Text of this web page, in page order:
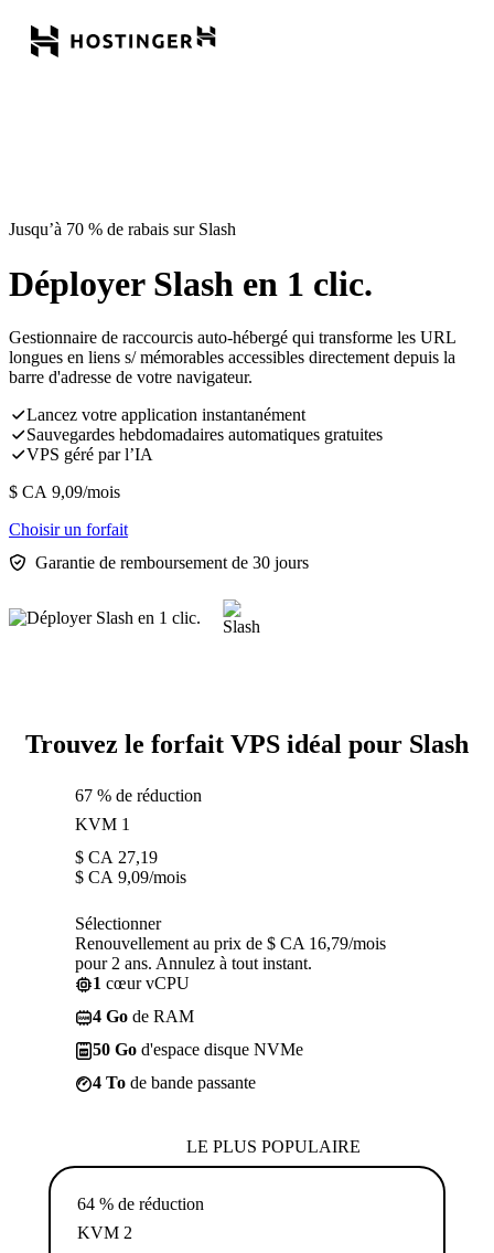
Jusqu’à 70 % de rabais sur Slash
Déployer Slash en 1 clic.
Gestionnaire de raccourcis auto-hébergé qui transforme les URL
longues en liens s/ mémorables accessibles directement depuis la
barre d'adresse de votre navigateur.
Lancez votre application instantanément
Sauvegardes hebdomadaires automatiques gratuites
VPS géré par l’IA
$ CA 9,09/mois
Choisir un forfait
Garantie de remboursement de 30 jours
Trouvez le forfait VPS idéal pour Slash
67 % de réduction
KVM 1
$ CA 27,19
$ CA 9,09/mois
Sélectionner
Renouvellement au prix de $ CA 16,79/mois
pour 2 ans. Annulez à tout instant.
1 cœur vCPU
4 Go de RAM
50 Go d'espace disque NVMe
4 To de bande passante
LE PLUS POPULAIRE
64 % de réduction
KVM 2